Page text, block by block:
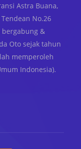
Astra Buana,
No.26
bergabung &
Oto sejak tahun
memperoleh
Indonesia).